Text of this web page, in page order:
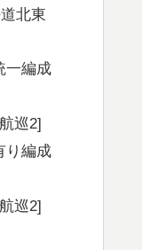
北東
一編成
巡2]
り編成
巡2]